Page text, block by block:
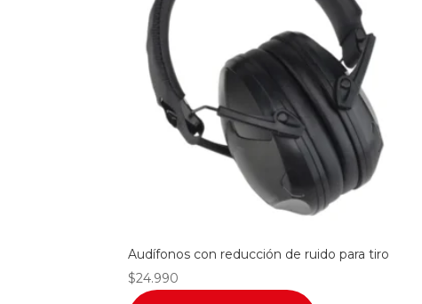
Audífonos con reducción de ruido para tiro
$24.990